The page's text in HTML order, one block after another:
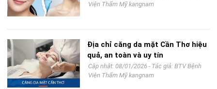
Viện Thẩm Mỹ kangnam
Địa chỉ căng da mặt Cần Thơ hiệu
quả, an toàn và uy tín
Cập nhật: 08/01/2026 - Tác giả: BTV Bệnh
Viện Thẩm Mỹ kangnam